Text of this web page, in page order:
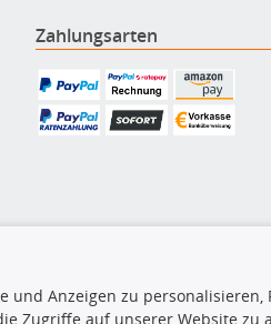
Zahlungsarten
und Anzeigen zu
Zugriffe auf unserer Website zu